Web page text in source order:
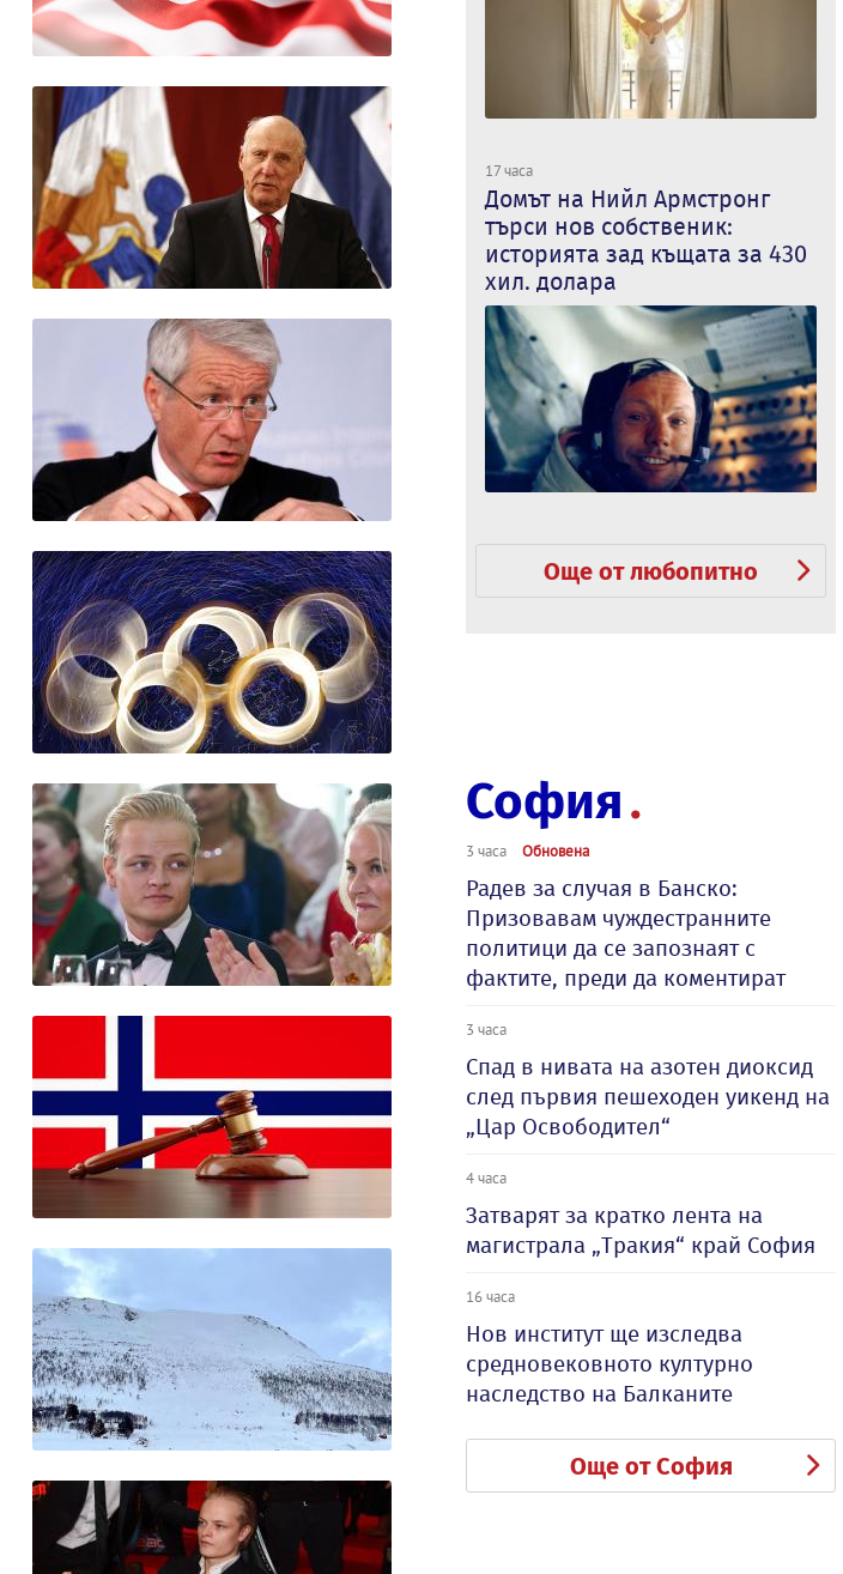
17 часа
Домът на Нийл Армстронг
търси нов собственик:
историята зад къщата за 430
хил. долара
Още от любопитно
София
3 часа Обновена
Радев за случая в Банско:
Призовавам чуждестранните
политици да се запознаят с
фактите, преди да коментират
3 часа
Спад в нивата на азотен диоксид
след първия пешеходен уикенд на
„Цар Освободител“
4 часа
Затварят за кратко лента на
магистрала „Тракия“ край София
16 часа
Нов институт ще изследва
средновековното културно
наследство на Балканите
Още от София